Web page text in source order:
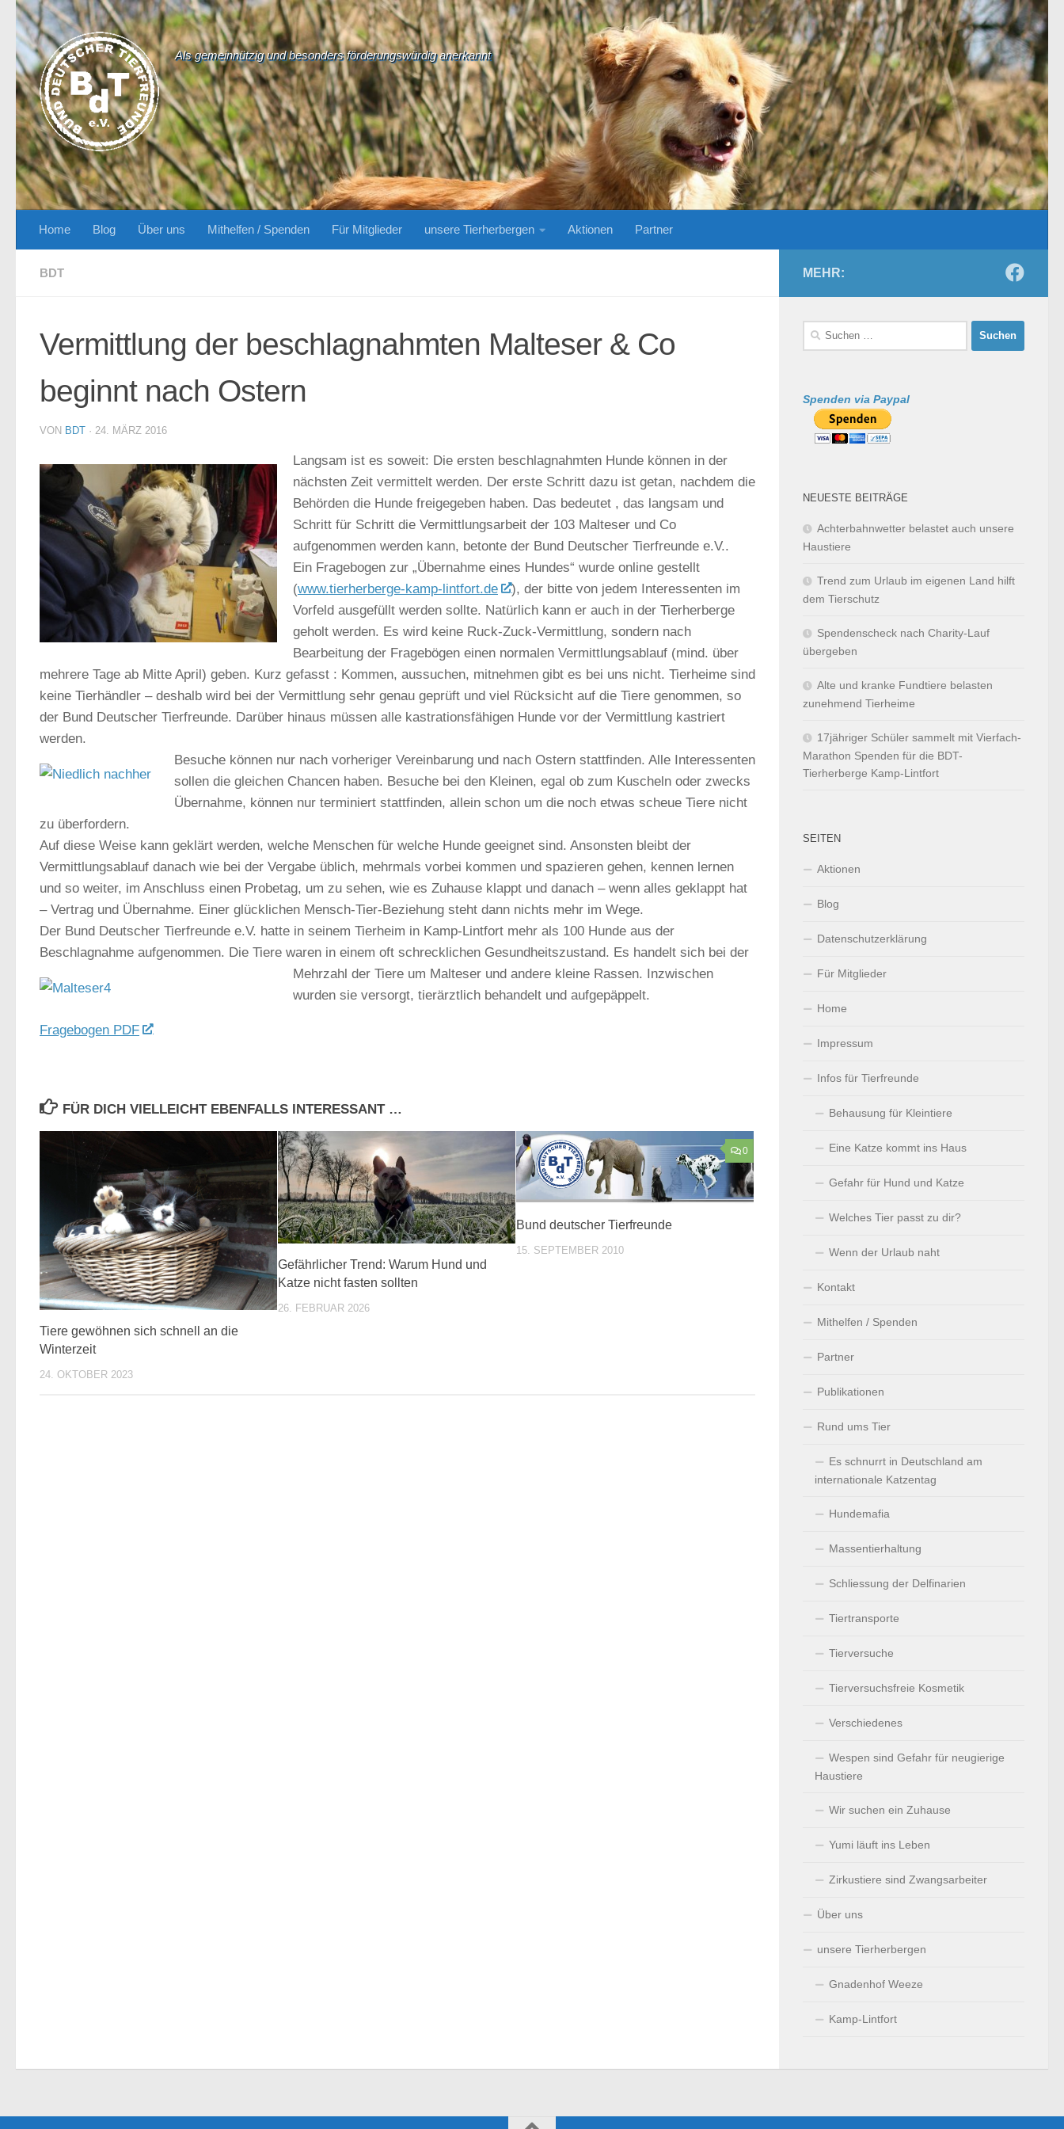
Zum Inhalt springen
Als gemeinnützig und besonders förderungswürdig anerkannt
Home Blog Über uns Mithelfen / Spenden Für Mitglieder unsere Tierherbergen Aktionen Partner
BDT
Vermittlung der beschlagnahmten Malteser & Co
beginnt nach Ostern
VON BDT · 24. MÄRZ 2016
Langsam ist es soweit: Die ersten beschlagnahmten Hunde können in der
nächsten Zeit vermittelt werden. Der erste Schritt dazu ist getan, nachdem die
Behörden die Hunde freigegeben haben. Das bedeutet , das langsam und
Schritt für Schritt die Vermittlungsarbeit der 103 Malteser und Co
aufgenommen werden kann, betonte der Bund Deutscher Tierfreunde e.V..
Ein Fragebogen zur „Übernahme eines Hundes“ wurde online gestellt
(www.tierherberge-kamp-lintfort.de
), der bitte von jedem Interessenten im
Vorfeld ausgefüllt werden sollte. Natürlich kann er auch in der Tierherberge
geholt werden. Es wird keine Ruck-Zuck-Vermittlung, sondern nach
Bearbeitung der Fragebögen einen normalen Vermittlungsablauf (mind. über
mehrere Tage ab Mitte April) geben. Kurz gefasst : Kommen, aussuchen, mitnehmen gibt es bei uns nicht. Tierheime sind
keine Tierhändler – deshalb wird bei der Vermittlung sehr genau geprüft und viel Rücksicht auf die Tiere genommen, so
der Bund Deutscher Tierfreunde. Darüber hinaus müssen alle kastrationsfähigen Hunde vor der Vermittlung kastriert
werden.
Besuche können nur nach vorheriger Vereinbarung und nach Ostern stattfinden. Alle Interessenten
sollen die gleichen Chancen haben. Besuche bei den Kleinen, egal ob zum Kuscheln oder zwecks
Übernahme, können nur terminiert stattfinden, allein schon um die noch etwas scheue Tiere nicht
zu überfordern.
Auf diese Weise kann geklärt werden, welche Menschen für welche Hunde geeignet sind. Ansonsten bleibt der
Vermittlungsablauf danach wie bei der Vergabe üblich, mehrmals vorbei kommen und spazieren gehen, kennen lernen
und so weiter, im Anschluss einen Probetag, um zu sehen, wie es Zuhause klappt und danach – wenn alles geklappt hat
– Vertrag und Übernahme. Einer glücklichen Mensch-Tier-Beziehung steht dann nichts mehr im Wege.
Der Bund Deutscher Tierfreunde e.V. hatte in seinem Tierheim in Kamp-Lintfort mehr als 100 Hunde aus der
Beschlagnahme aufgenommen. Die Tiere waren in einem oft schrecklichen Gesundheitszustand. Es handelt sich bei der
Mehrzahl der Tiere um Malteser und andere kleine Rassen. Inzwischen
wurden sie versorgt, tierärztlich behandelt und aufgepäppelt.
Fragebogen PDF
FÜR DICH VIELLEICHT EBENFALLS INTERESSANT …
Tiere gewöhnen sich schnell an die
Winterzeit
24. OKTOBER 2023
Gefährlicher Trend: Warum Hund und
Katze nicht fasten sollten
26. FEBRUAR 2026
0
Bund deutscher Tierfreunde
15. SEPTEMBER 2010
MEHR:
Suchen
Spenden via Paypal
NEUESTE BEITRÄGE
Achterbahnwetter belastet auch unsere
Haustiere
Trend zum Urlaub im eigenen Land hilft
dem Tierschutz
Spendenscheck nach Charity-Lauf
übergeben
Alte und kranke Fundtiere belasten
zunehmend Tierheime
17jähriger Schüler sammelt mit Vierfach-
Marathon Spenden für die BDT-
Tierherberge Kamp-Lintfort
SEITEN
Aktionen
Blog
Datenschutzerklärung
Für Mitglieder
Home
Impressum
Infos für Tierfreunde
Behausung für Kleintiere
Eine Katze kommt ins Haus
Gefahr für Hund und Katze
Welches Tier passt zu dir?
Wenn der Urlaub naht
Kontakt
Mithelfen / Spenden
Partner
Publikationen
Rund ums Tier
Es schnurrt in Deutschland am
internationale Katzentag
Hundemafia
Massentierhaltung
Schliessung der Delfinarien
Tiertransporte
Tierversuche
Tierversuchsfreie Kosmetik
Verschiedenes
Wespen sind Gefahr für neugierige
Haustiere
Wir suchen ein Zuhause
Yumi läuft ins Leben
Zirkustiere sind Zwangsarbeiter
Über uns
unsere Tierherbergen
Gnadenhof Weeze
Kamp-Lintfort